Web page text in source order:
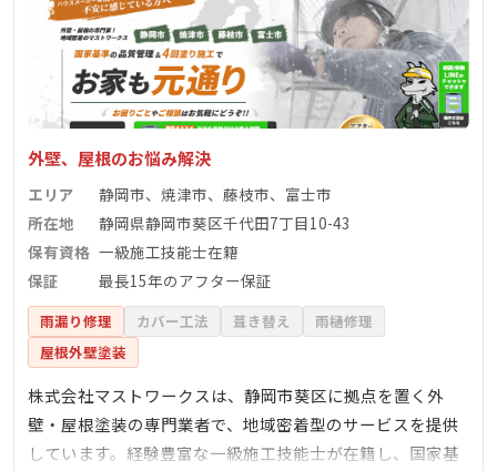
外壁、屋根のお悩み解決
エリア
静岡市、焼津市、藤枝市、富士市
所在地
静岡県静岡市葵区千代田7丁目10-43
保有資格 一級施工技能士在籍
保証
最長15年のアフター保証
雨漏り修理 カバー工法 葺き替え
雨樋修理
屋根外壁塗装
株式会社マストワークスは、静岡市葵区に拠点を置く外
壁・屋根塗装の専門業者で、地域密着型のサービスを提供
しています。経験豊富な一級施工技能士が在籍し、国家基